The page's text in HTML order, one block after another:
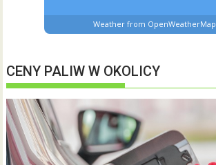
Weather from OpenWeatherMap
CENY PALIW W OKOLICY